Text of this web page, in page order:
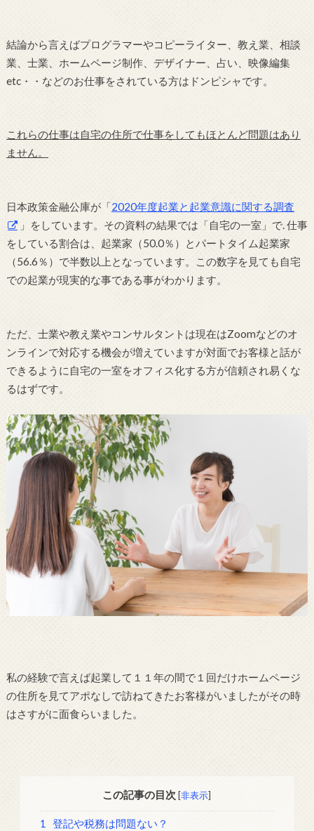
結論から言えばプログラマーやコピーライター、教え業、相談
業、士業、ホームページ制作、デザイナー、占い、映像編集
etc・・などのお仕事をされている方はドンピシャです。
これらの仕事は自宅の住所で仕事をしてもほとんど問題はあり
ません。
日本政策金融公庫が「2020年度起業と起業意識に関する調査
」をしています。その資料の結果では「自宅の一室」で. 仕事
をしている割合は、起業家（50.0％）とパートタイム起業家
（56.6％）で半数以上となっています。この数字を見ても自宅
での起業が現実的な事である事がわかります。
ただ、士業や教え業やコンサルタントは現在はZoomなどのオ
ンラインで対応する機会が増えていますが対面でお客様と話が
できるように自宅の一室をオフィス化する方が信頼され易くな
るはずです。
私の経験で言えば起業して１１年の間で１回だけホームページ
の住所を見てアポなしで訪ねてきたお客様がいましたがその時
はさすがに面食らいました。
この記事の目次 [非表示]
1 登記や税務は問題ない？